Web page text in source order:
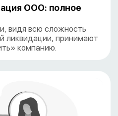
ООО: полное
видя всю сложность
ликвидации, принимают
компанию.